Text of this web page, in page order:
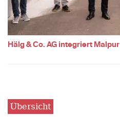
Hälg & Co. AG integriert Malpur
Übersicht